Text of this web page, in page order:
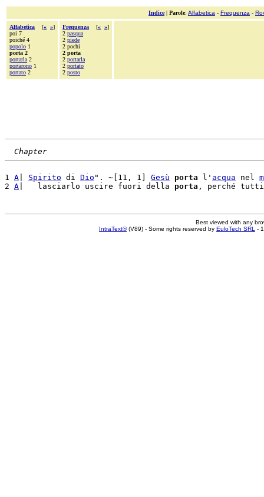
Indice| Parole: Alfabetica - Frequenza -
Alfabetica [« »]
poi 7
poiché 4
popolo 1
porta 2
portarla 2
portarono 1
portato 2
Frequenza [« »]
2 pasqua
2 piede
2 pochi
2 porta
2 portarla
2 portato
2 posto
Chapter
1 A Spirito di Dio ". ~[11, 1] Gesù porta l' acqua nel
2 A |   lasciarlo uscire fuori della porta
Best viewed with any
IntraText®(V89) - Some rights reserved by EuloTech SRL -